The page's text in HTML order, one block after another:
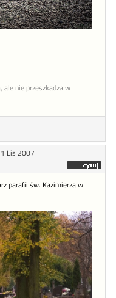
ale nie przeszkadza w
Lis 2007
parafii św. Kazimierza w